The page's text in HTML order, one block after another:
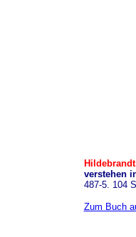
verstehen
487-5. 104
Zum Buch